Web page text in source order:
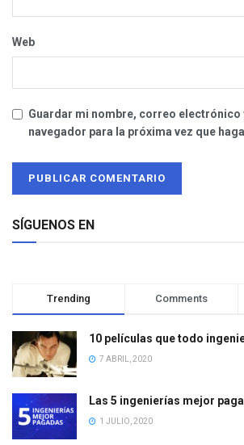
Web
Guardar mi nombre, correo electrónico
navegador para la próxima vez que
SÍGUENOS EN
Trending Comments
10 películas que todo
7 ABRIL, 2020
Las 5 ingenierías mejor
1 JULIO, 2020